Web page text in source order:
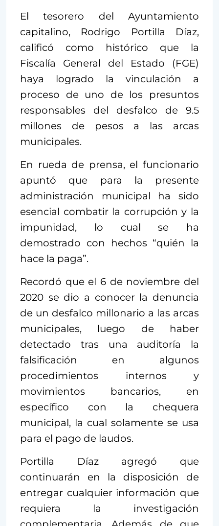
El tesorero del Ayuntamiento
capitalino, Rodrigo Portilla Díaz,
calificó como histórico que la
Fiscalía General del Estado (FGE)
haya logrado la vinculación a
proceso de uno de los presuntos
responsables del desfalco de 9.5
millones de pesos a las arcas
municipales.
En rueda de prensa, el funcionario
apuntó que para la presente
administración municipal ha sido
esencial combatir la corrupción y la
impunidad, lo cual se ha
demostrado con hechos “quién la
hace la paga”.
Recordó que el 6 de noviembre del
2020 se dio a conocer la denuncia
de un desfalco millonario a las arcas
municipales, luego de haber
detectado tras una auditoría la
falsificación en algunos
procedimientos internos y
movimientos bancarios, en
específico con la chequera
municipal, la cual solamente se usa
para el pago de laudos.
Portilla Díaz agregó que
continuarán en la disposición de
entregar cualquier información que
requiera la investigación